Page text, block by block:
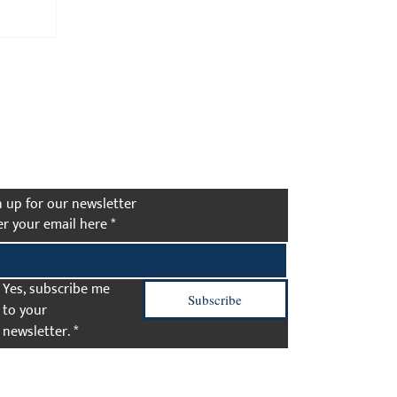
up for our newsletter
your email here*
Yes, subscribe me
to your
newsletter.*
Subscribe